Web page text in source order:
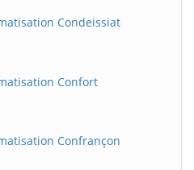
Condeissiat
Confort
Confrançon